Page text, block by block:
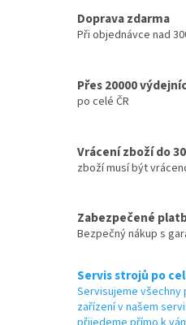
Doprava zdarma
Při objednávce nad
Přes 20000
po celé ČR
Vrácení zboží do
zboží musí být
Zabezpečené
Bezpečný nákup s
Servis strojů po
Servisujeme všechny
zařízení v našem